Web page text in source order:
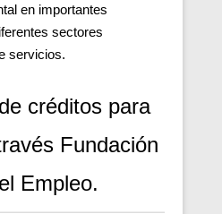
en importantes
sectores
servicios.
créditos para
Fundación
Empleo.